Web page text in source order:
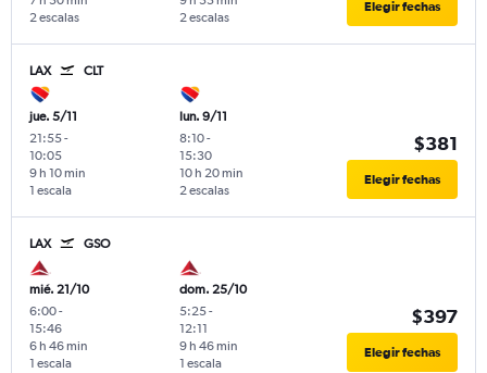
2 escalas 2 escalas
Elegir fechas
LAX CLT
jue. 5/11
21:55-
10:05
1 escala
9 h 10 min
lun. 9/11
8:10-
15:30
2 escalas
10 h 20 min
$381
Elegir fechas
LAX GSO
mié. 21/10
6:00-
15:46
1 escala
6 h 46 min
dom. 25/10
5:25-
12:11
1 escala
9 h 46 min
$397
Elegir fechas